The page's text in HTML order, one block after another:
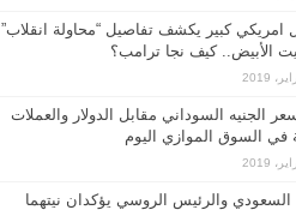
كبير يكشف تفاصيل “محاولة انقلاب”
الأبيض.. كيف نجا ترامب؟
سعر الجنيه السوداني مقابل الدولار والعملات
في السوق الموازي اليوم
السعودي والرئيس الروسي يؤكدان نيتهما